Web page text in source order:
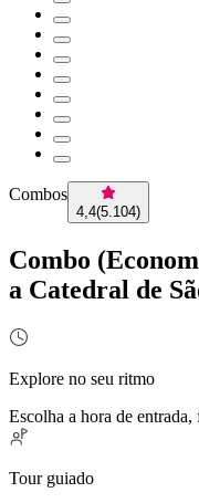
Combos
4,4(5.104)
Combo
a Catedral de
Explore no seu ritmo
Escolha a hora de
Tour guiado